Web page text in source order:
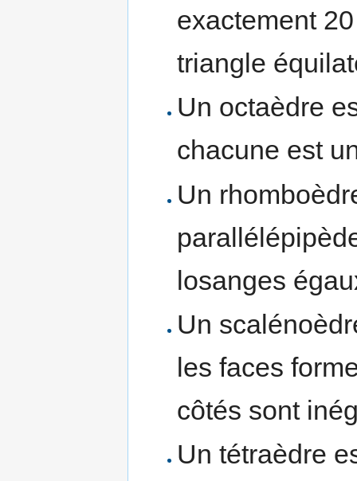
exactement
triangle
Un octaèdre
chacune est
Un
losanges
Un
les faces
côtés sont
Un tétraèdre